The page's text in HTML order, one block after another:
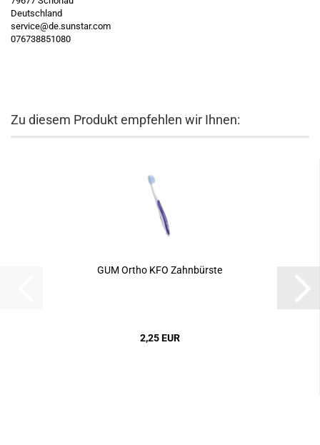
Deutschland
service@de.sunstar.com
076738851080
Zu diesem Produkt empfehlen wir Ihnen:
GUM Ortho KFO Zahnbürste
2,25 EUR